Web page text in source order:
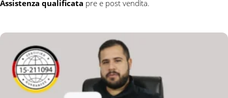
Assistenza qualificata pre e post vendita.